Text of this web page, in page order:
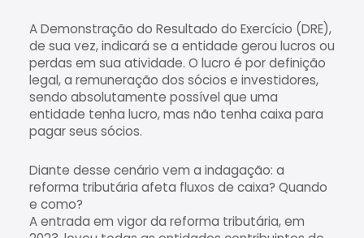
A Demonstração do Resultado do Exercício (DRE),
de sua vez, indicará se a entidade gerou lucros ou
perdas em sua atividade. O lucro é por definição
legal, a remuneração dos sócios e investidores,
sendo absolutamente possível que uma
entidade tenha lucro, mas não tenha caixa para
pagar seus sócios.
Diante desse cenário vem a indagação: a
reforma tributária afeta fluxos de caixa? Quando
e como?
A entrada em vigor da reforma tributária, em